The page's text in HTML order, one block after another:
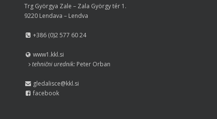
Trg Györgya Zale – Zala György tér 1.
9220 Lendava – Lendva
+386 (0)2 577 60 24
www1.kkl.si
tehnični urednik: Peter Orban
gledalisce@kkl.si
facebook